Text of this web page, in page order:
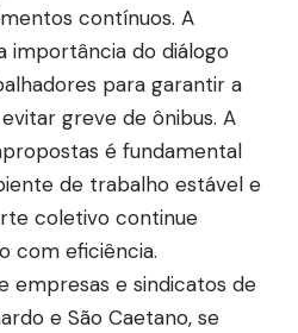
contínuos. A
importância do diálogo
para garantir a
greve de ônibus. A
é fundamental
de trabalho estável e
coletivo continue
com eficiência.
empresas e sindicatos de
e São Caetano, se